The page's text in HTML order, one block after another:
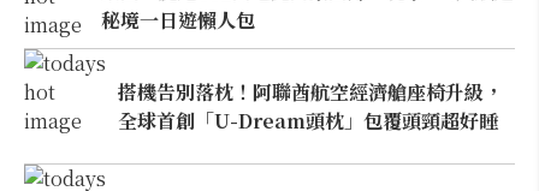
秘境一日遊懶人包
搭機告別落枕！阿聯酋航空經濟艙座椅升級，
全球首創「U-Dream頭枕」包覆頭頸超好睡